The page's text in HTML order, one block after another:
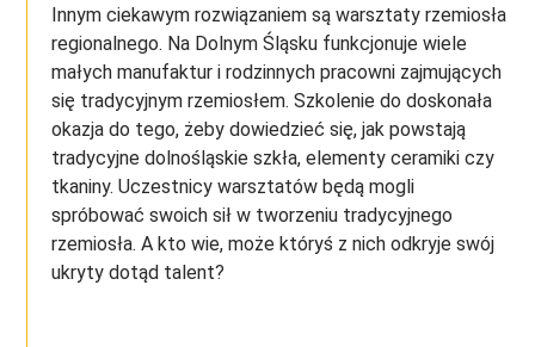
Innym ciekawym rozwiązaniem są warsztaty rzemiosła
regionalnego. Na Dolnym Śląsku funkcjonuje wiele
małych manufaktur i rodzinnych pracowni zajmujących
się tradycyjnym rzemiosłem. Szkolenie do doskonała
okazja do tego, żeby dowiedzieć się, jak powstają
tradycyjne dolnośląskie szkła, elementy ceramiki czy
tkaniny. Uczestnicy warsztatów będą mogli
spróbować swoich sił w tworzeniu tradycyjnego
rzemiosła. A kto wie, może któryś z nich odkryje swój
ukryty dotąd talent?